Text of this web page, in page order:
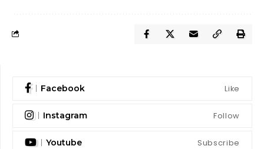
Facebook Like
Instagram Follow
Youtube Subscribe